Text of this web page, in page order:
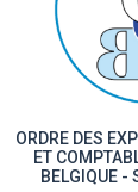
ORDRE DES
ET
BELGIQUE -